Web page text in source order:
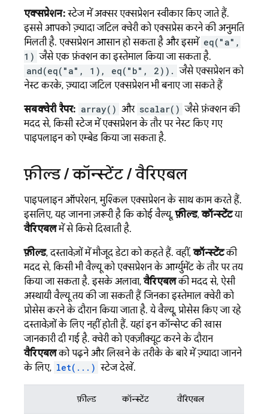
एक्सप्रेशन:स्टेज में अक्सर एक्सप्रेशन स्वीकार किए जाते हैं.
इससे आपको ज़्यादा जटिल क्वेरी को एक्सप्रेस करने की अनुमति
मिलती है. एक्सप्रेशन आसान हो सकता है और इसमें eq("a",
1) जैसे एक फ़ंक्शन का इस्तेमाल किया जा सकता है.
and(eq("a", 1), eq("b", 2)). जैसे एक्सप्रेशन को
नेस्ट करके, ज़्यादा जटिल एक्सप्रेशन भी बनाए जा सकते हैं
सबक्वेरी रैपर: array() और scalar() जैसे फ़ंक्शन की
मदद से, किसी स्टेज में एक्सप्रेशन के तौर पर नेस्ट किए गए
पाइपलाइन को एम्बेड किया जा सकता है.
फ़ील्ड/कॉन्स्टेंट/वैरिएबल
पाइपलाइन ऑपरेशन, मुश्किल एक्सप्रेशन के साथ काम करते हैं.
इसलिए, यह जानना ज़रूरी है कि कोई वैल्यू,फ़ील्ड,कॉन्स्टेंटया
वैरिएबलमें से किसे दिखाती है.
फ़ील्ड, दस्तावेज़ों में मौजूद डेटा को कहते हैं. वहीं,कॉन्स्टेंटकी
मदद से, किसी भी वैल्यू को एक्सप्रेशन के आर्ग्युमेंट के तौर पर तय
किया जा सकता है. इसके अलावा,वैरिएबलकी मदद से, ऐसी
अस्थायी वैल्यू तय की जा सकती हैं जिनका इस्तेमाल क्वेरी को
प्रोसेस करने के दौरान किया जाता है. ये वैल्यू, प्रोसेस किए जा रहे
दस्तावेज़ों के लिए नहीं होती हैं. यहां इन कॉन्सेप्ट की खास
जानकारी दी गई है. क्वेरी को एक्ज़ीक्यूट करने के दौरान
वैरिएबलको पढ़ने और लिखने के तरीके के बारे में ज़्यादा जानने
के लिए, let(...) स्टेज देखें.
फ़ील्ड कॉन्स्टेंट वैरिएबल